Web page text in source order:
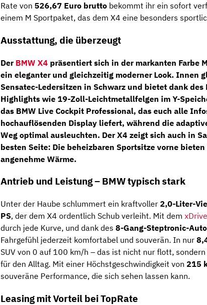
Rate von 526,67 Euro brutto bekommt ihr ein sofort
einem M Sportpaket, das dem X4 eine besonders
Ausstattung, die überzeugt
Der BMW X4 präsentiert sich in der markanten Farbe
ein eleganter und gleichzeitig moderner Look. Innen
Sensatec-Ledersitzen in Schwarz und bietet dank des
Highlights wie 19-Zoll-Leichtmetallfelgen im Y-
das BMW Live Cockpit Professional, das euch alle
hochauflösenden Display liefert, während die
Weg optimal ausleuchten. Der X4 zeigt sich auch in
besten Seite: Die beheizbaren Sportsitze vorne
angenehme Wärme.
Antrieb und Leistung – BMW typisch stark
Unter der Haube schlummert ein kraftvoller 2,0-Liter-
PS, der dem X4 ordentlich Schub verleiht. Mit dem
durch jede Kurve, und dank des 8-Gang-Steptronic-
Fahrgefühl jederzeit komfortabel und souverän. In nur
SUV von 0 auf 100 km/h – das ist nicht nur flott,
für den Alltag. Mit einer Höchstgeschwindigkeit von 215
souveräne Performance, die sich sehen lassen kann.
Leasing mit Vorteil bei TopRate